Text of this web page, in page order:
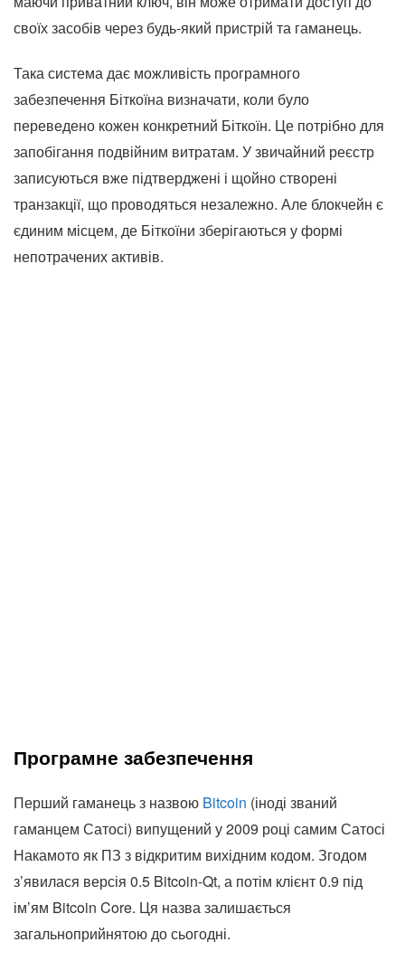
своїх засобів через будь-який пристрій та гаманець.
Така система дає можливість програмного
забезпечення Біткоїна визначати, коли було
переведено кожен конкретний Біткоїн. Це потрібно для
запобігання подвійним витратам. У звичайний реєстр
записуються вже підтверджені і щойно створені
транзакції, що проводяться незалежно. Але блокчейн є
єдиним місцем, де Біткоїни зберігаються у формі
непотрачених активів.
Програмне забезпечення
Перший гаманець з назвою Bitcoin (іноді званий
гаманцем Сатосі) випущений у 2009 році самим Сатосі
Накамото як ПЗ з відкритим вихідним кодом. Згодом
з’явилася версія 0.5 Bitcoin-Qt, а потім клієнт 0.9 під
ім’ям Bitcoin Core. Ця назва залишається
загальноприйнятою до сьогодні.